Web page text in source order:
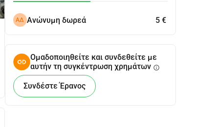
ΑΔ Ανώνυμη δωρεά 5 €
Ομαδοποιηθείτε και συνδεθείτε με
αυτήν τη συγκέντρωση χρημάτων info
Συνδέστε Έρανος